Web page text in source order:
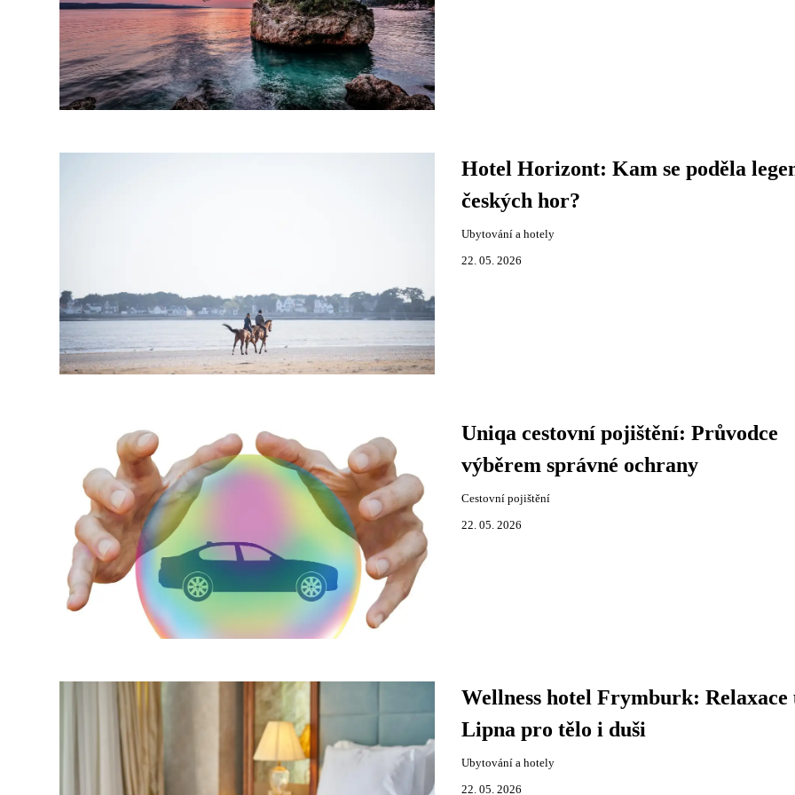
Hotel Horizont: Kam se poděla
českých hor?
Ubytování a hotely
22. 05. 2026
Uniqa cestovní pojištění: Průvodce
výběrem správné ochrany
Cestovní pojištění
22. 05. 2026
Wellness hotel Frymburk: Relaxace
Lipna pro tělo i duši
Ubytování a hotely
22. 05. 2026